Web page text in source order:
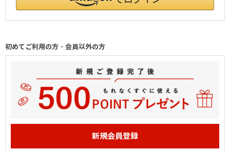
初めてご利用の方・会員以外の方